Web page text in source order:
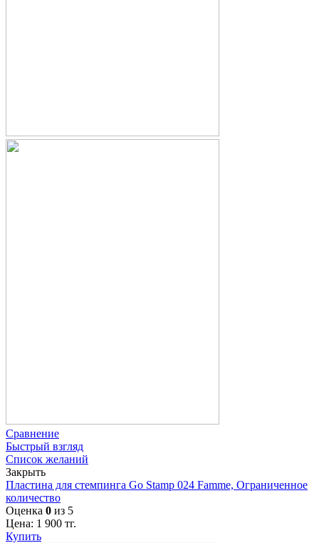
Сравнение
Быстрый взгляд
Список желаний
Закрыть
Пластина для стемпинга Go Stamp 024 Famme, Ограниченное
количество
Оценка 0 из 5
Цена: 1 900 тг.
Купить